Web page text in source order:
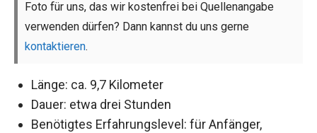
Foto für uns, das wir kostenfrei bei Quellenangabe
verwenden dürfen? Dann kannst du uns gerne
kontaktieren.
Länge: ca. 9,7 Kilometer
Dauer: etwa drei Stunden
Benötigtes Erfahrungslevel: für Anfänger,